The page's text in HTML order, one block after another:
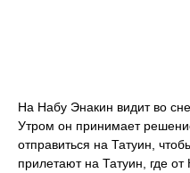
На Набу Энакин видит во
Утром он принимает
отправиться на Татуин,
прилетают на Татуин, где